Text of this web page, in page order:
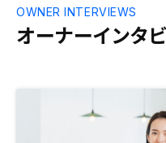
オーナーインタ
OWNER INTERVIEWS